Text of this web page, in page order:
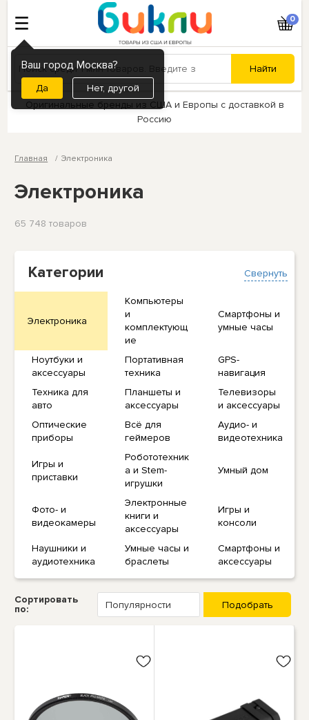
Ваш город Москва?
Нет, другой
0
Оригинальные бренды из США и Европы с доставкой в
Россию
Главная Электроника
Электроника
65 748 товаров
Свернуть
Категории
Электроника
Компьютеры
и
комплектующ
ие
Смартфоны и
умные часы
Ноутбуки и
аксессуары
Портативная
техника
GPS-
навигация
Техника для
авто
Планшеты и
аксессуары
Телевизоры
и аксессуары
Оптические
приборы
Всё для
геймеров
Аудио- и
видеотехника
Игры и
приставки
Робототехник
а и Stem-
игрушки
Умный дом
Фото- и
видеокамеры
Электронные
книги и
аксессуары
Игры и
консоли
Наушники и
аудиотехника
Умные часы и
браслеты
Смартфоны и
аксессуары
Сортировать
по: